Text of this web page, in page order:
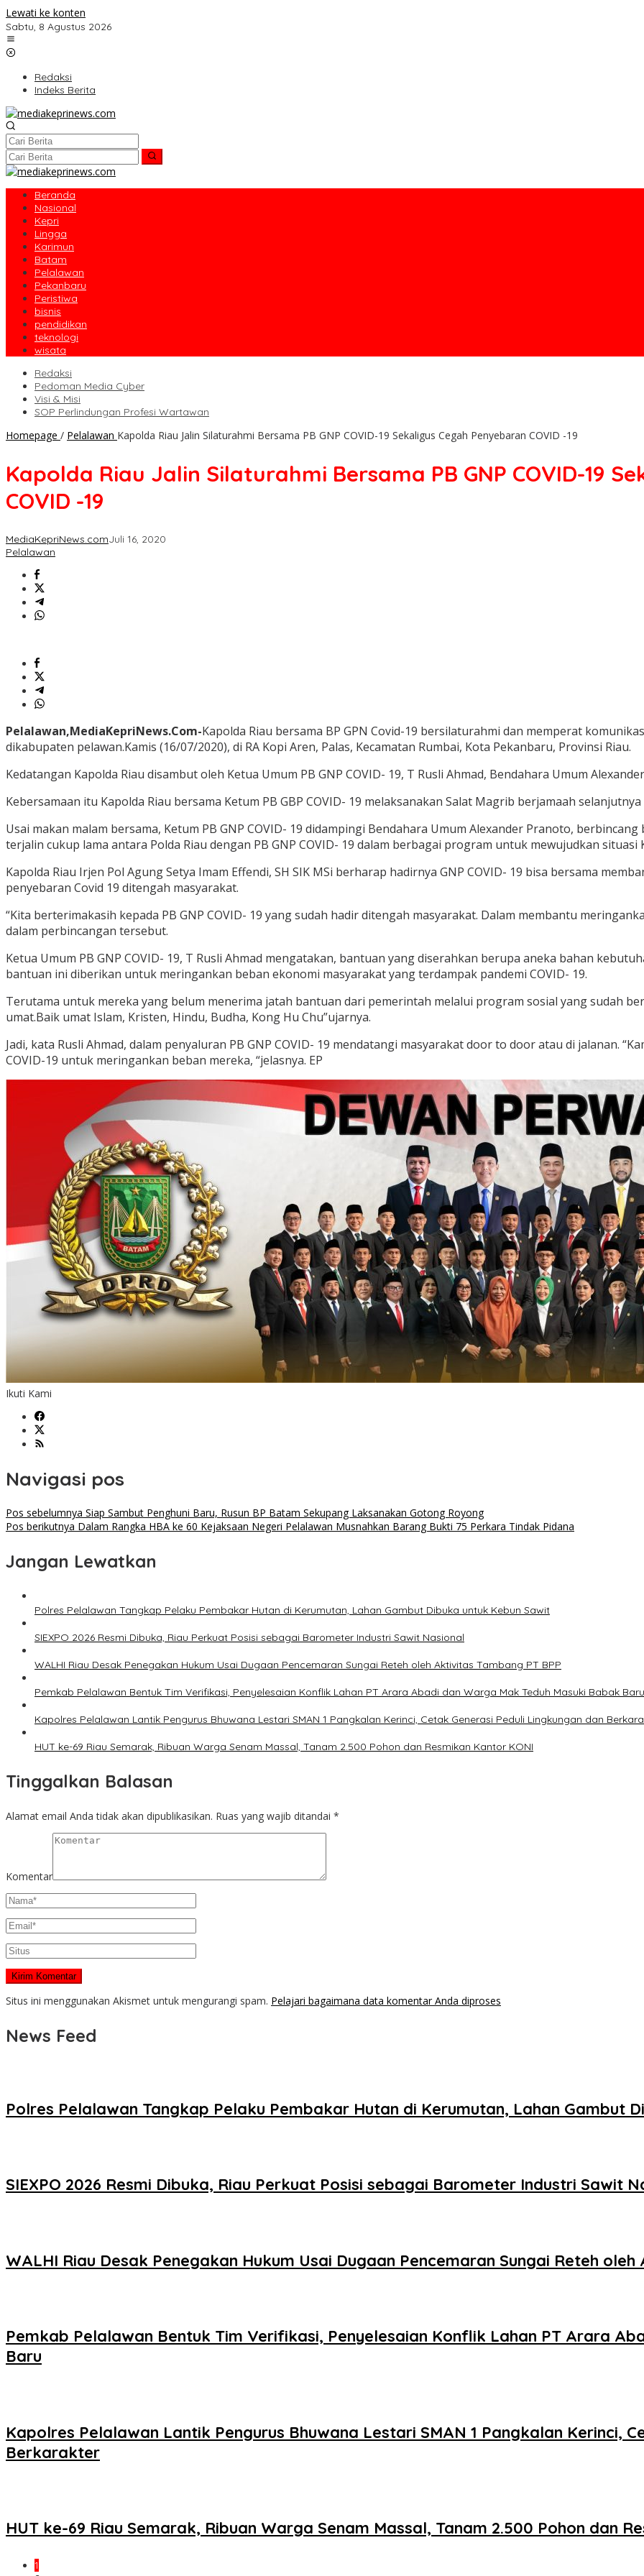
Lewati ke konten
Sabtu, 8 Agustus 2026
Redaksi
Indeks Berita
Beranda
Nasional
Kepri
Lingga
Karimun
Batam
Pelalawan
Pekanbaru
Peristiwa
bisnis
pendidikan
teknologi
wisata
Redaksi
Pedoman Media Cyber
Visi & Misi
SOP Perlindungan Profesi Wartawan
Homepage / Pelalawan Kapolda Riau Jalin Silaturahmi Bersama PB GNP COVID-19 Sekaligus Cegah Penyebaran COVID -19
Kapolda Riau Jalin Silaturahmi Bersama PB GNP COVID-19
COVID -19
MediaKepriNews.comJuli 16, 2020
Pelalawan
Pelalawan,MediaKepriNews.Com-Kapolda Riau bersama BP GPN Covid-19 bersilaturahmi dan memperat
dikabupaten pelawan.Kamis (16/07/2020), di RA Kopi Aren, Palas, Kecamatan Rumbai, Kota Pekanbaru, Provinsi Riau.
Kedatangan Kapolda Riau disambut oleh Ketua Umum PB GNP COVID- 19, T Rusli Ahmad, Bendahara Umum
Kebersamaan itu Kapolda Riau bersama Ketum PB GBP COVID- 19 melaksanakan Salat Magrib berjamaah
Usai makan malam bersama, Ketum PB GNP COVID- 19 didampingi Bendahara Umum Alexander Pranoto,
terjalin cukup lama antara Polda Riau dengan PB GNP COVID- 19 dalam berbagai program untuk mewujudkan situasi
Kapolda Riau Irjen Pol Agung Setya Imam Effendi, SH SIK MSi berharap hadirnya GNP COVID- 19 bisa bersama
penyebaran Covid 19 ditengah masyarakat.
“Kita berterimakasih kepada PB GNP COVID- 19 yang sudah hadir ditengah masyarakat. Dalam membantu
dalam perbincangan tersebut.
Ketua Umum PB GNP COVID- 19, T Rusli Ahmad mengatakan, bantuan yang diserahkan berupa aneka bahan
bantuan ini diberikan untuk meringankan beban ekonomi masyarakat yang terdampak pandemi COVID- 19.
Terutama untuk mereka yang belum menerima jatah bantuan dari pemerintah melalui program sosial yang sudah
umat.Baik umat Islam, Kristen, Hindu, Budha, Kong Hu Chu”ujarnya.
Jadi, kata Rusli Ahmad, dalam penyaluran PB GNP COVID- 19 mendatangi masyarakat door to door atau di jalanan.
COVID-19 untuk meringankan beban mereka, “jelasnya. EP
Ikuti Kami
Navigasi pos
Pos sebelumnya Siap Sambut Penghuni Baru, Rusun BP Batam Sekupang Laksanakan Gotong Royong
Pos berikutnya Dalam Rangka HBA ke 60 Kejaksaan Negeri Pelalawan Musnahkan Barang Bukti 75 Perkara Tindak Pidana
Jangan Lewatkan
Polres Pelalawan Tangkap Pelaku Pembakar Hutan di Kerumutan, Lahan Gambut Dibuka untuk Kebun Sawit
SIEXPO 2026 Resmi Dibuka, Riau Perkuat Posisi sebagai Barometer Industri Sawit Nasional
WALHI Riau Desak Penegakan Hukum Usai Dugaan Pencemaran Sungai Reteh oleh Aktivitas Tambang PT BPP
Pemkab Pelalawan Bentuk Tim Verifikasi, Penyelesaian Konflik Lahan PT Arara Abadi dan Warga Mak Teduh Masuki Babak Baru
Kapolres Pelalawan Lantik Pengurus Bhuwana Lestari SMAN 1 Pangkalan Kerinci, Cetak Generasi Peduli Lingkungan dan
HUT ke-69 Riau Semarak, Ribuan Warga Senam Massal, Tanam 2.500 Pohon dan Resmikan Kantor KONI
Tinggalkan Balasan
Alamat email Anda tidak akan dipublikasikan. Ruas yang wajib ditandai *
Komentar
Situs ini menggunakan Akismet untuk mengurangi spam. Pelajari bagaimana data komentar Anda diproses
News Feed
Polres Pelalawan Tangkap Pelaku Pembakar Hutan di Kerumutan, Lahan Gambut
SIEXPO 2026 Resmi Dibuka, Riau Perkuat Posisi sebagai Barometer Industri Sawit
WALHI Riau Desak Penegakan Hukum Usai Dugaan Pencemaran Sungai Reteh
Pemkab Pelalawan Bentuk Tim Verifikasi, Penyelesaian Konflik Lahan PT Arara
Baru
Kapolres Pelalawan Lantik Pengurus Bhuwana Lestari SMAN 1 Pangkalan Kerinci,
Berkarakter
HUT ke-69 Riau Semarak, Ribuan Warga Senam Massal, Tanam 2.500 Pohon dan
1